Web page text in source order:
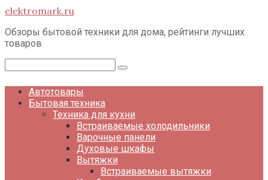
Перейти
контенту
elektromark.ru
Обзоры бытовой техники для дома, рейтинги лучших
товаров
Автотовары
Бытовая техника
Техника для кухни
Встраиваемые холодильники
Варочные панели
Духовые шкафы
Вытяжки
Встраиваемые вытяжки